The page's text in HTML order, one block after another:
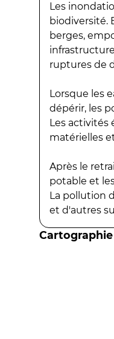
Les
biodiversité.
berges,
ruptures de
Lorsque les
dépérir, les
Les activités
matérielles
Après le
potable et
La pollution
et d'autres